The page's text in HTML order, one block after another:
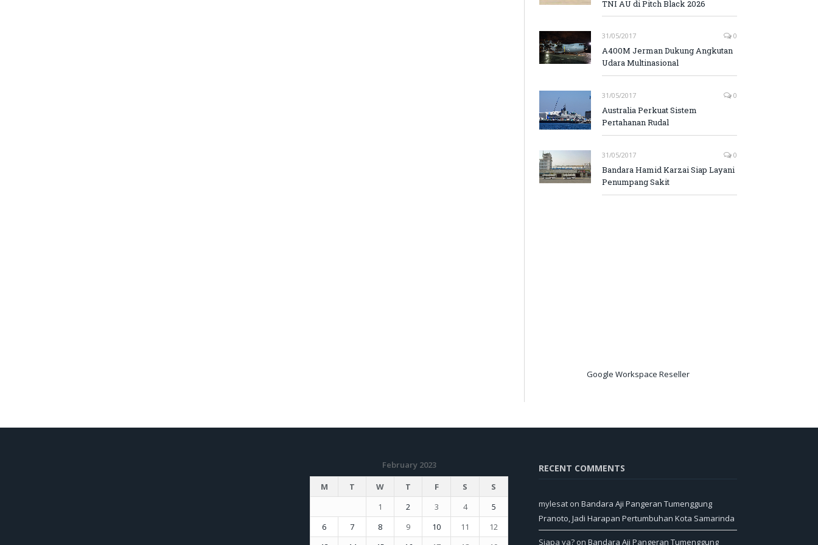
TNI AU di Pitch Black 2026
31/05/2017 0
A400M Jerman Dukung Angkutan
Udara Multinasional
31/05/2017 0
Australia Perkuat Sistem
Pertahanan Rudal
31/05/2017 0
Bandara Hamid Karzai Siap Layani
Penumpang Sakit
Google Workspace Reseller
February 2023
M
T W T F S
S
1
2 3 4
5
6
7 8 9 10 11
12
RECENT COMMENTS
mylesat on Bandara Aji Pangeran Tumenggung
Pranoto, Jadi Harapan Pertumbuhan Kota Samarinda
Siapa ya? on Bandara Aji Pangeran Tumenggung